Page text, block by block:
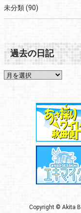
未分類(90)
過去の日記
Copyright © Akita